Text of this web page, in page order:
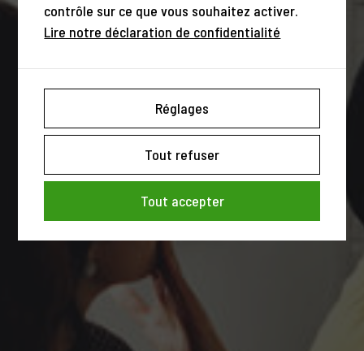
contrôle sur ce que vous souhaitez activer.
Lire notre déclaration de confidentialité
Réglages
Tout refuser
Tout accepter